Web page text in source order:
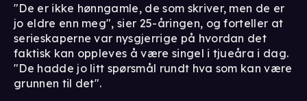
"De er ikke hønngamle, de som skriver, men de er
jo eldre enn meg", sier 25-åringen, og forteller at
serieskaperne var nysgjerrige på hvordan det
faktisk kan oppleves å være singel i tjueåra i dag.
"De hadde jo litt spørsmål rundt hva som kan være
grunnen til det".